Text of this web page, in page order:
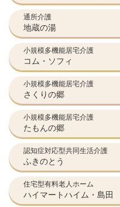
通所介護
地蔵の湯
小規模多機能居宅介護
コム・ソフィ
小規模多機能居宅介護
さくりの郷
小規模多機能居宅介護
たもんの郷
認知症対応型共同生活介護
ふきのとう
住宅型有料老人ホーム
ハイマートハイム・島田